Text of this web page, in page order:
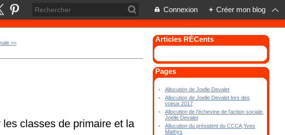
Connexion + Créer mon blog
>>
classes de primaire et la
Articles RÉCents
Pages
Allocution de Joelle Devalet
Allocution de Joelle Devalet lors des
voeux 2017
Allocution de l'échevine de l'action sociale,
Joelle Devalet
Allocution du président du CCCA,Yves
Mathys